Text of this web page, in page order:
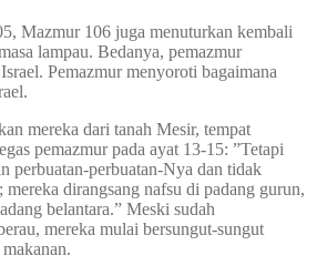
Mazmur 106 juga menuturkan kembali
lampau. Bedanya, pemazmur
Pemazmur menyoroti bagaimana
mereka dari tanah Mesir, tempat
pemazmur pada ayat 13-15: ”Tetapi
perbuatan-perbuatan-Nya dan tidak
dirangsang nafsu di padang gurun,
belantara.” Meski sudah
mereka mulai bersungut-sungut